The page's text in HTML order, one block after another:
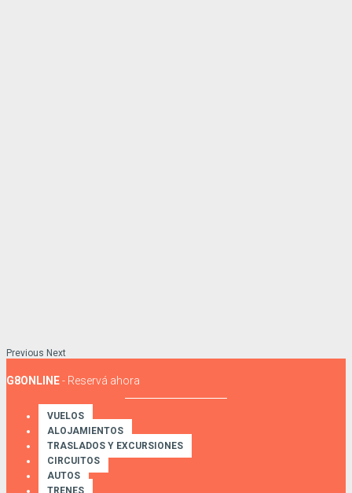
Previous Next
G8ONLINE- Reservá ahora
VUELOS
ALOJAMIENTOS
TRASLADOS Y EXCURSIONES
CIRCUITOS
AUTOS
TRENES